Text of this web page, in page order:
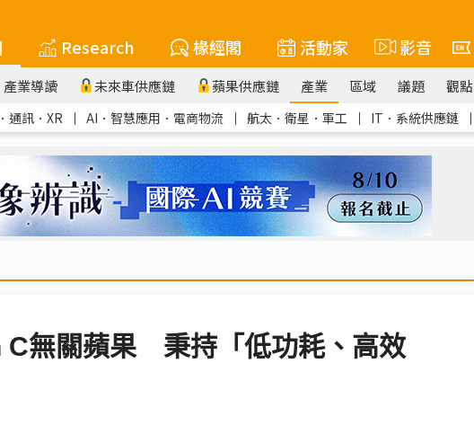
Research 椽經閣 活動家 影音
產業導讀 未來車供應鏈 蘋果供應鏈 產業 區域 議題 觀點
通訊．XR ｜ AI．智慧應用．電商物流 ｜ 航太．衛星．軍工 ｜ IT．系統供應鏈 ｜
C無關蘋果 秉持「低功耗、高效